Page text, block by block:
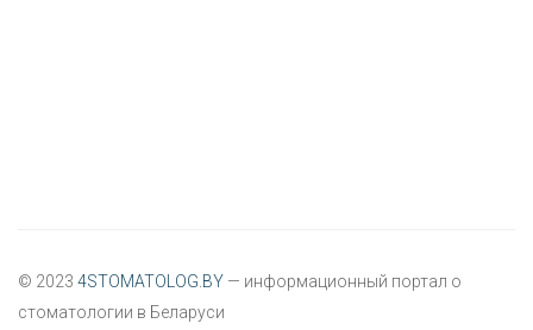
© 2023 4STOMATOLOG.BY — информационный портал о
стоматологии в Беларуси